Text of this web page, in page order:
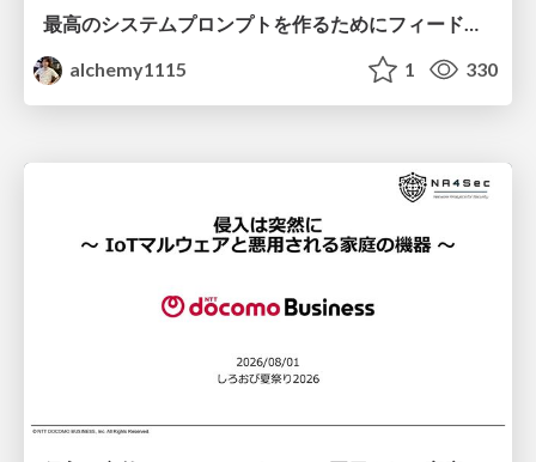
最高のシステムプロンプトを作るためにフィードバック機能を導入した話
alchemy1115
1 330